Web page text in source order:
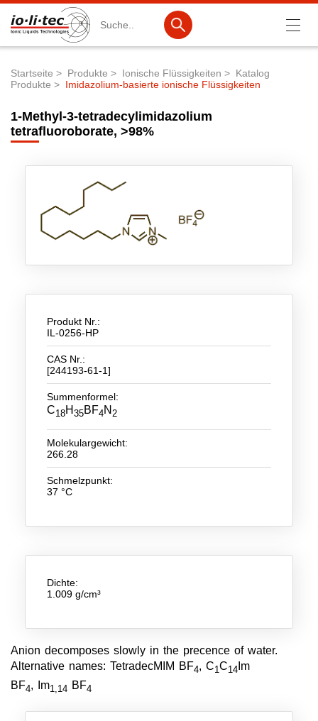
Produktsuche
Ionische Flüssigkeiten
Batteriematerialien
F&E-Dienstleistungen
Neue Produkte
Produkthighlights
Technologie
Ionische Flüssigkeiten
Funktionsfluide & Additive
Elektrolyte
Über Uns
Team
Pfadnavigation
Startseite Produkte Ionische Flüssigkeiten
Katalog
Produkte
Imidazolium-basierte ionische Flüssigkeiten
1-Methyl-3-tetradecylimidazolium
tetrafluoroborate, >98%
Produkt Nr.:
IL-0256-HP
CAS Nr.:
[244193-61-1]
Summenformel:
C18H 35BF4N 2
Molekulargewicht:
266.28
Schmelzpunkt:
37 °C
Dichte:
1.009 g/cm³
Anion decomposes slowly in the precence of water.
Alternative names: TetradecMIM BF4, C1 C14 Im
BF4, Im1,14 BF4